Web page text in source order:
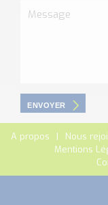
ENVOYER
A propos Nous
Mentions